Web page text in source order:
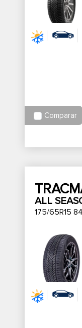
Comparar
ALL
175/65R15